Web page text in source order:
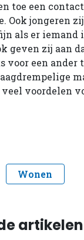
toe een
Ook jongeren
als er iemand
geven zij aan
voor een ander
voordelen
Wonen
artikelen